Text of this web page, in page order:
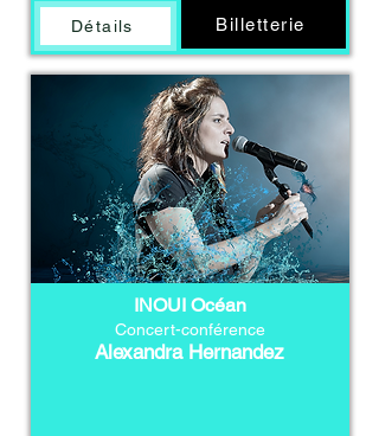
Détails Billetterie
INOUI Océan
Concert-conférence
Alexandra Hernandez